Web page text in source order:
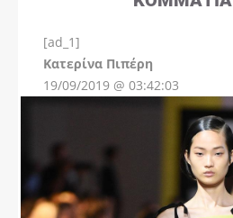
[ad_1]
Kατερίνα Πιπέρη
19/09/2019 @ 03:42:03